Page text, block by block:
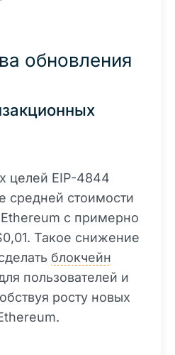
обновления
целей EIP-4844
средней стоимости
Ethereum с примерно
Такое снижение
блокчейн
пользователей и
росту новых